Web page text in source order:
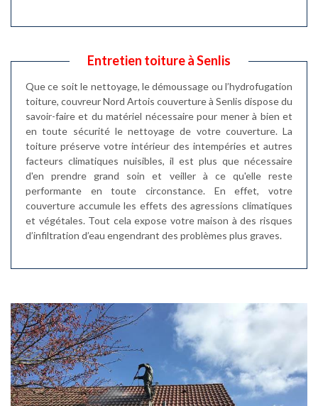
Entretien toiture à Senlis
Que ce soit le nettoyage, le démoussage ou l’hydrofugation
toiture, couvreur Nord Artois couverture à Senlis dispose du
savoir-faire et du matériel nécessaire pour mener à bien et
en toute sécurité le nettoyage de votre couverture. La
toiture préserve votre intérieur des intempéries et autres
facteurs climatiques nuisibles, il est plus que nécessaire
d'en prendre grand soin et veiller à ce qu'elle reste
performante en toute circonstance. En effet, votre
couverture accumule les effets des agressions climatiques
et végétales. Tout cela expose votre maison à des risques
d’infiltration d’eau engendrant des problèmes plus graves.